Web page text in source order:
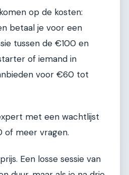
op de kosten:
betaal je voor een
tussen de €100 en
of iemand in
voor €60 tot
met een wachtlijst
of meer vragen.
Een losse sessie van